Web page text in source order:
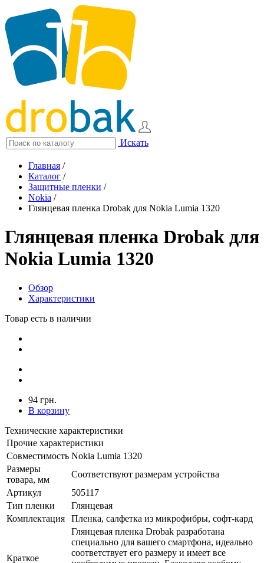
Искать
Главная /
Каталог /
Защитные пленки /
Nokia /
Глянцевая пленка Drobak для Nokia Lumia 1320
Глянцевая пленка Drobak для
Nokia Lumia 1320
Обзор
Характеристики
Товар есть в наличии
94 грн.
В корзину
Технические характеристики
Прочие характеристики
Совместимость Nokia Lumia 1320
Размеры
товара, мм
Соответствуют размерам устройства
Артикул
505117
Тип пленки
Глянцевая
Комплектация
Пленка, салфетка из микрофибры, софт-кард
Краткое
Глянцевая пленка Drobak разработана
специально для вашего смартфона, идеально
соответствует его размеру и имеет все